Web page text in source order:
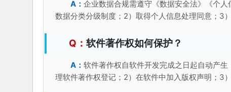
企业数据合规需遵守《数据安全法》《个
数据分类分级制度；2）取得个人信息处理同意；3
软件著作权如何保护？
软件著作权自软件开发完成之日起自动产
理软件著作权登记；2）在软件中加入版权声明；3